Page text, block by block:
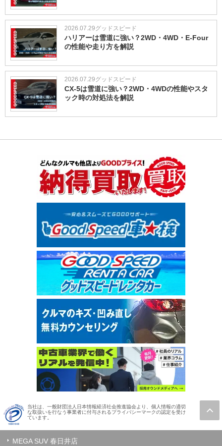
2026.07.29グッドスピード
ハリアーは雪道に強い？2WD・4WD・E-Four
の性能や走り方を解説
2026.07.29グッドスピード
CX-5は雪道に強い？2WD・4WDの性能やスタ
ック時の対処法を解説
当社は、一般財団法人日本情報経済社会推進協会より、個人情報の適切
な取扱いを行なう事業者に付与されるプライバシーマークの認定を受け
ています。
MEGA SUV 春日井店